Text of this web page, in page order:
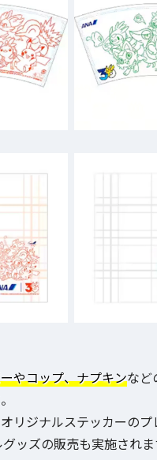
やコップ、ナプキンなど
リジナルステッカーのプ
ッズの販売も実施されま